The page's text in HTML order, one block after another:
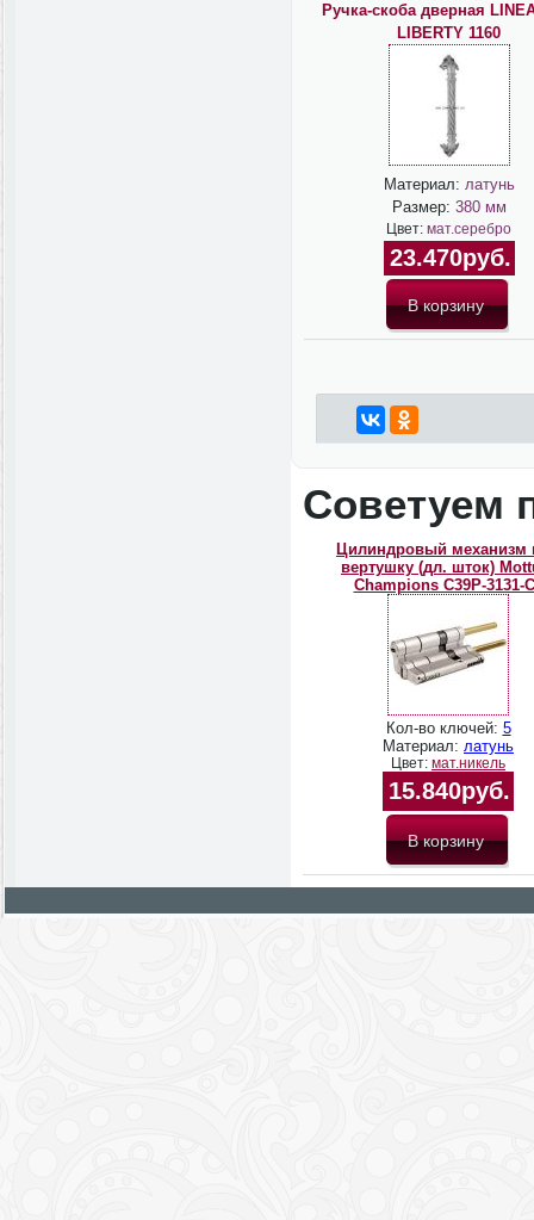
Ручка-скоба дверная
LIBERTY 1160
Материал: латунь
Размер: 380 мм
Цвет: мат.серебро
23.470руб.
Советуем
Цилиндровый механизм
вертушку (дл. шток)
Champions C39P-3131-
Кол-во ключей: 5
Материал: латунь
Цвет: мат.никель
15.840руб.